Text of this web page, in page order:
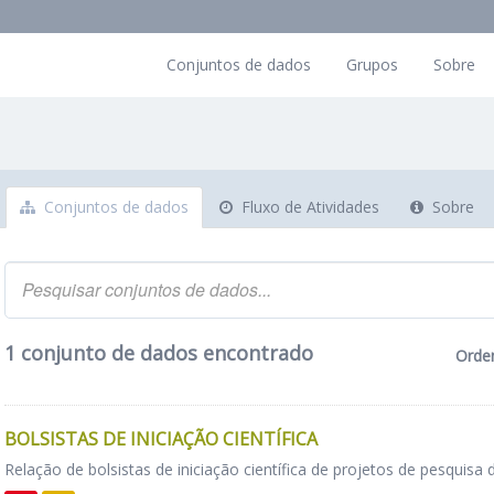
Conjuntos de dados Grupos Sobre
Conjuntos de dados Fluxo de Atividades Sobre
1 conjunto de dados encontrado
BOLSISTAS DE INICIAÇÃO CIENTÍFICA
Relação de bolsistas de iniciação científica de projetos de pesquisa